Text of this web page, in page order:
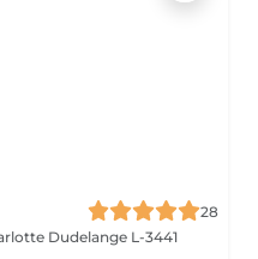
28
Dudelange L-3441